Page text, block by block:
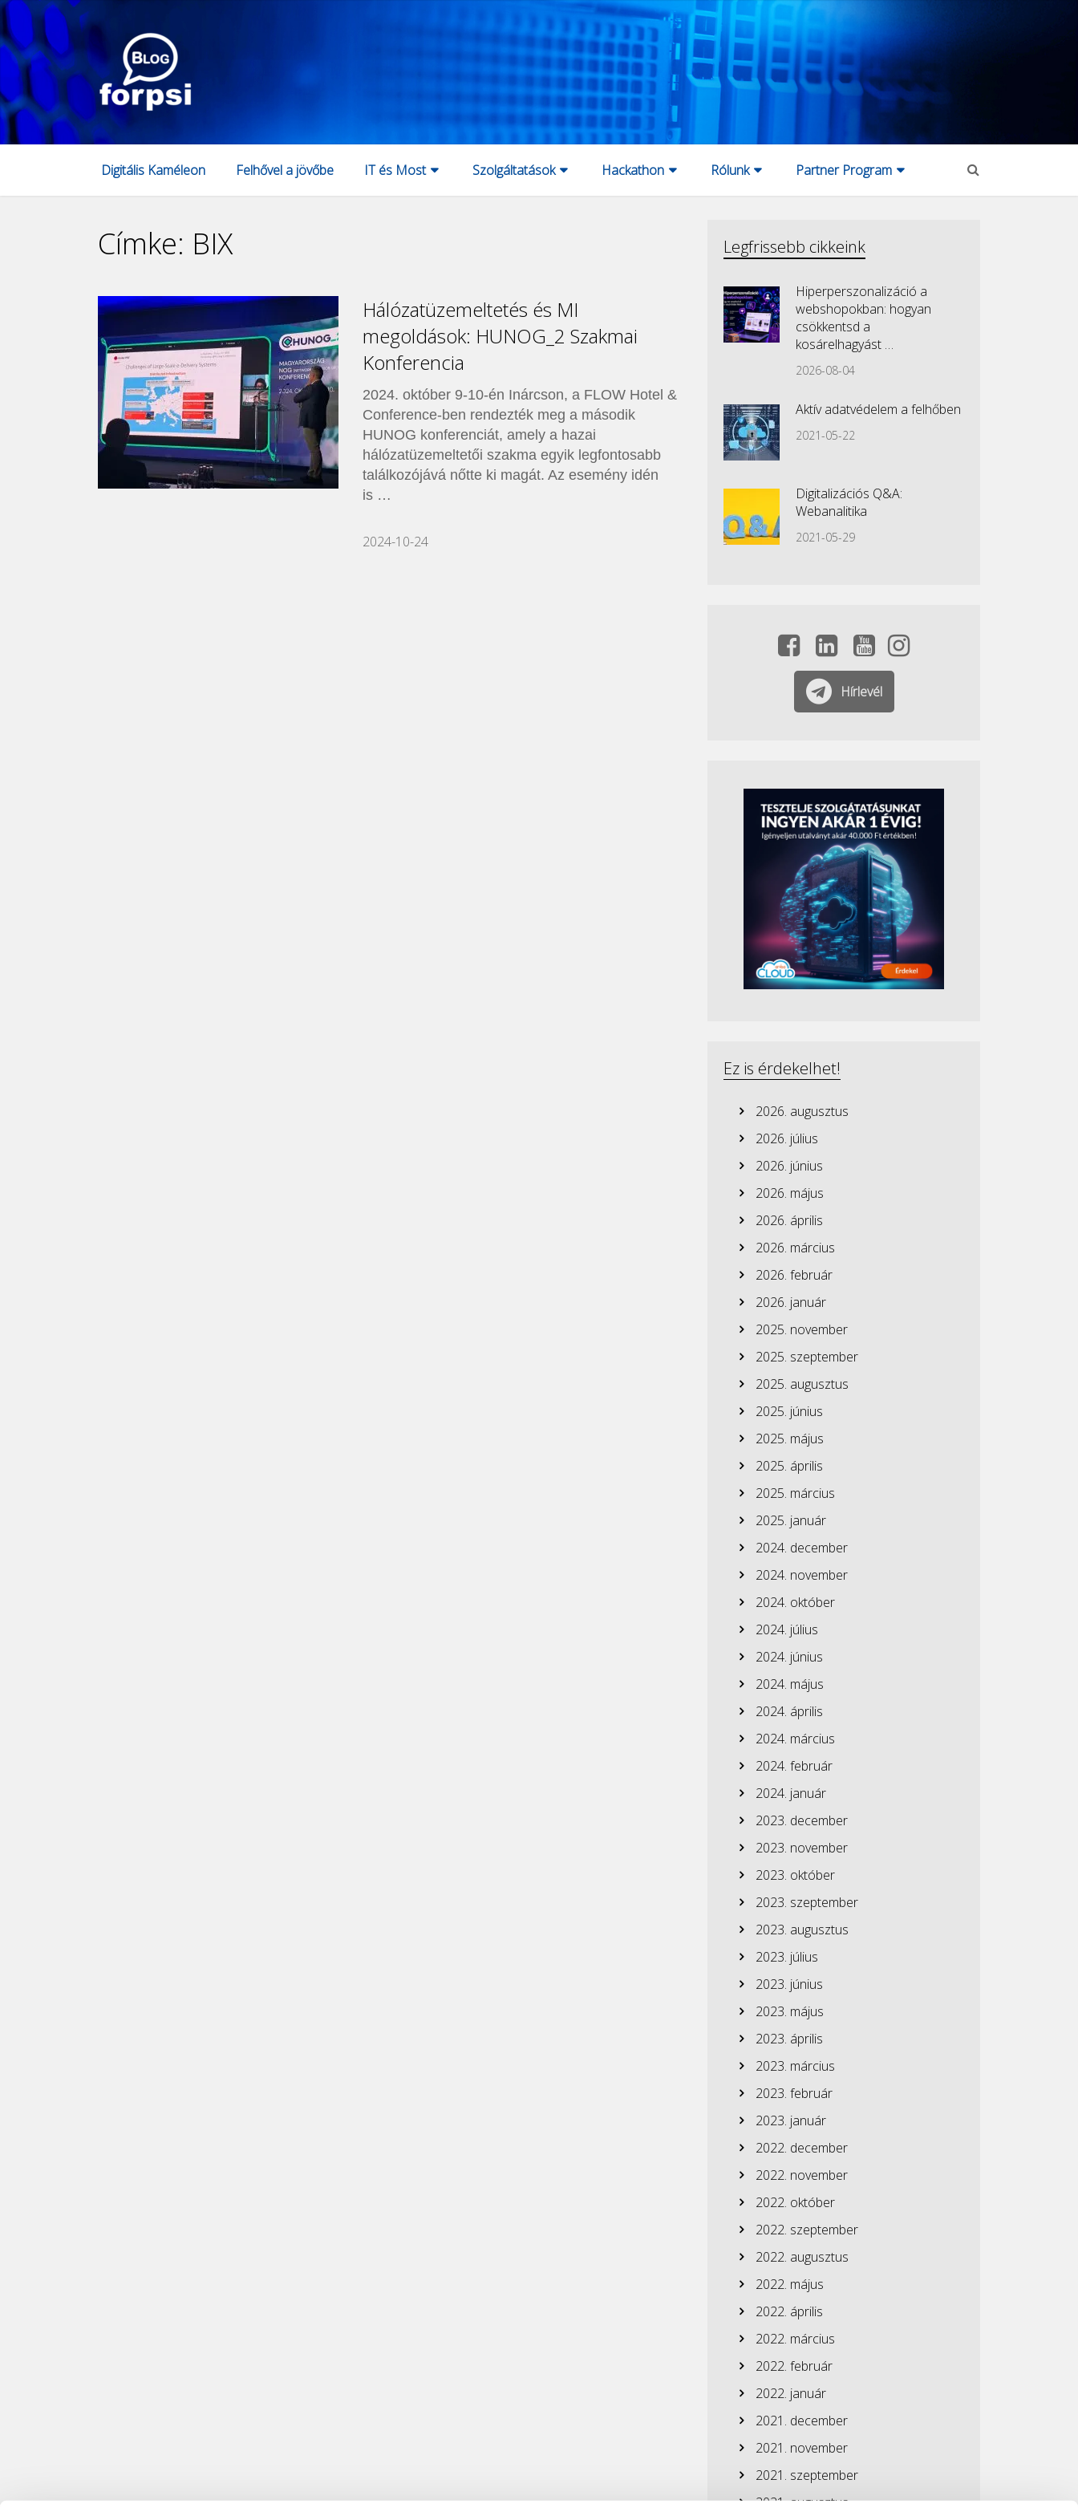
Digitális Kaméleon Felhővel a jövőbe IT és Most Szolgáltatások Hackathon Rólunk Partner Program
Címke: BIX
Hálózatüzemeltetés és MI
megoldások: HUNOG_2 Szakmai
Konferencia
2024. október 9-10-én Inárcson, a FLOW Hotel &
Conference-ben rendezték meg a második
HUNOG konferenciát, amely a hazai
hálózatüzemeltetői szakma egyik legfontosabb
találkozójává nőtte ki magát. Az esemény idén
is …
2024-10-24
Legfrissebb cikkeink
Hiperperszonalizáció a
webshopokban: hogyan
csökkentsd a
kosárelhagyást …
2026-08-04
Aktív adatvédelem a felhőben
2021-05-22
Digitalizációs Q&A:
Webanalitika
2021-05-29
Hírlevél
Ez is érdekelhet!
2026. augusztus
2026. július
2026. június
2026. május
2026. április
2026. március
2026. február
2026. január
2025. november
2025. szeptember
2025. augusztus
2025. június
2025. május
2025. április
2025. március
2025. január
2024. december
2024. november
2024. október
2024. július
2024. június
2024. május
2024. április
2024. március
2024. február
2024. január
2023. december
2023. november
2023. október
2023. szeptember
2023. augusztus
2023. július
2023. június
2023. május
2023. április
2023. március
2023. február
2023. január
2022. december
2022. november
2022. október
2022. szeptember
2022. augusztus
2022. május
2022. április
2022. március
2022. február
2022. január
2021. december
2021. november
2021. szeptember
2021. augusztus